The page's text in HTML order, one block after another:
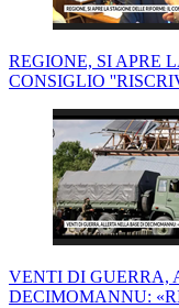
REGIONE, SI APRE
CONSIGLIO
VENTI DI GUERRA,
DECIMOMANNU: